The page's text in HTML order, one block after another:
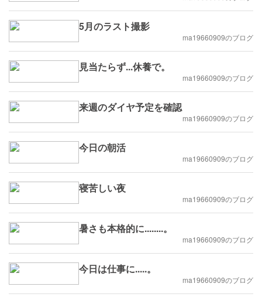
5月のラスト撮影
ma19660909のブログ
見当たらず...休養で。
ma19660909のブログ
来週のダイヤ予定を確認
ma19660909のブログ
今日の朝活
ma19660909のブログ
寝苦しい夜
ma19660909のブログ
暑さも本格的に........。
ma19660909のブログ
今日は仕事に.....。
ma19660909のブログ